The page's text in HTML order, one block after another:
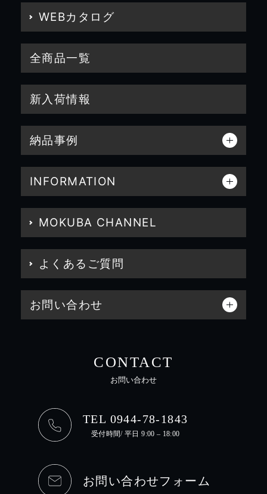
WEBカタログ
全商品一覧
新入荷情報
納品事例
INFORMATION
MOKUBA CHANNEL
よくあるご質問
お問い合わせ
CONTACT
お問い合わせ
TEL 0944-78-1843
受付時間/ 平日 9:00 – 18:00
お問い合わせフォーム